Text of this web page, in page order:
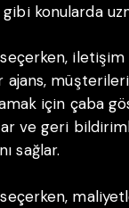
konularda
seçerken,
için çaba
ve geri
sağlar.
seçerken,